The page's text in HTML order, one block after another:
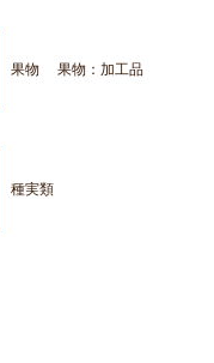
果物 果物：加工品
種実類